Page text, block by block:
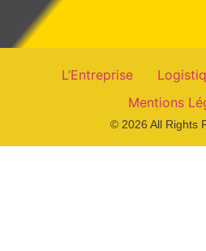
L’Entreprise
Mentions
© 2026 All Rights